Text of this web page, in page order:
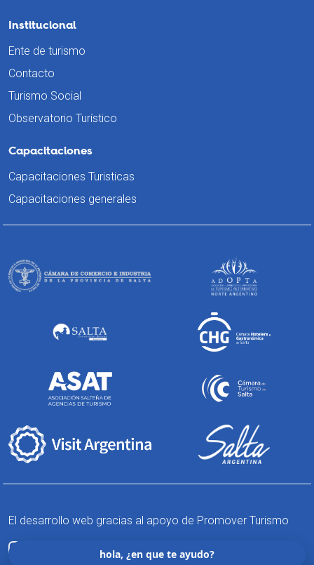
Institucional
Ente de turismo
Contacto
Turismo Social
Observatorio Turístico
Capacitaciones
Capacitaciones Turisticas
Capacitaciones generales
El desarrollo web gracias al apoyo de Promover Turismo
hola, ¿en que te ayudo?